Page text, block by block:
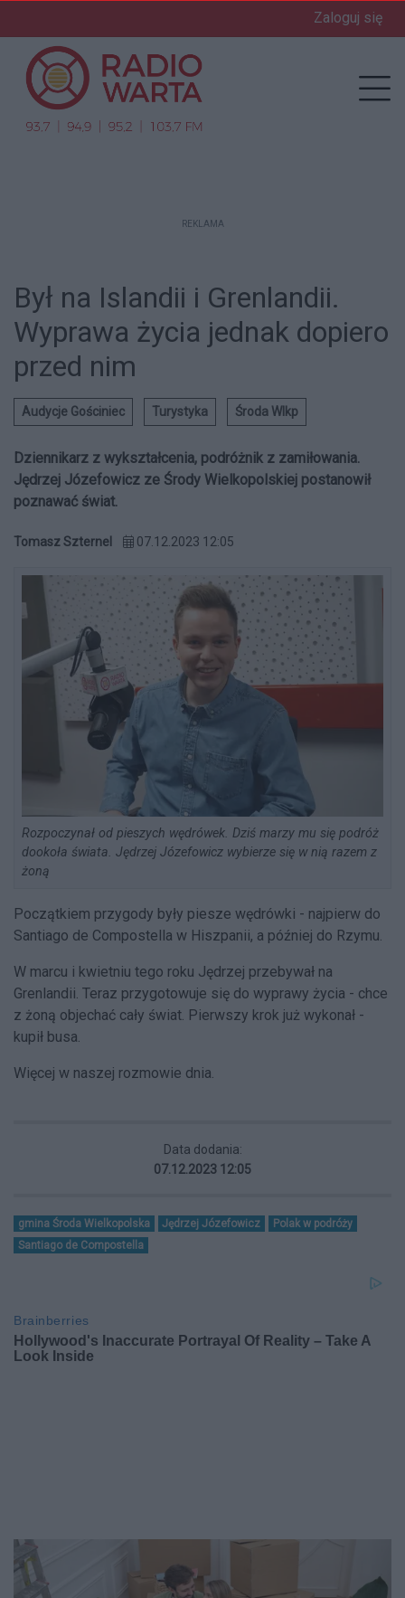
Zaloguj się
REKLAMA
Był na Islandii i Grenlandii.
Wyprawa życia jednak dopiero
przed nim
Audycje Gościniec Turystyka Środa Wlkp
Dziennikarz z wykształcenia, podróżnik z zamiłowania.
Jędrzej Józefowicz ze Środy Wielkopolskiej postanowił
poznawać świat.
Tomasz Szternel 07.12.2023 12:05
Rozpoczynał od pieszych wędrówek. Dziś marzy mu się podróż
dookoła świata. Jędrzej Józefowicz wybierze się w nią razem z
żoną
Początkiem przygody były piesze wędrówki - najpierw do
Santiago de Compostella w Hiszpanii, a później do Rzymu.
W marcu i kwietniu tego roku Jędrzej przebywał na
Grenlandii. Teraz przygotowuje się do wyprawy życia - chce
z żoną objechać cały świat. Pierwszy krok już wykonał -
kupił busa.
Więcej w naszej rozmowie dnia.
Data dodania:
07.12.2023 12:05
gmina Środa Wielkopolska Jędrzej Józefowicz
Polak w podróży
Santiago de Compostella